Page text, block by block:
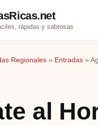
rápidas y sabrosas
Regionales » Entradas »
al